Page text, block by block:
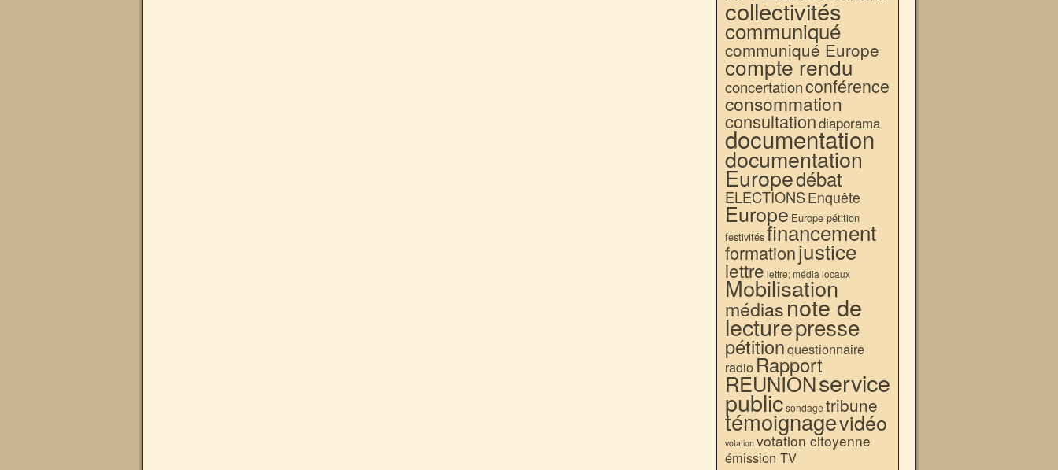
collectivités
communiqué
communiqué Europe
compte rendu
concertationconférence
consommation
consultationdiaporama
documentation
documentation
Europedébat
ELECTIONSEnquête
Europe Europe pétition
festivitésfinancement
formationjustice
lettre lettre; média locaux
Mobilisation
médiasnote de
lecturepresse
pétitionquestionnaire
radio Rapport
REUNIONservice
publicsondage tribune
témoignagevidéo
votation votation citoyenne
émission TV